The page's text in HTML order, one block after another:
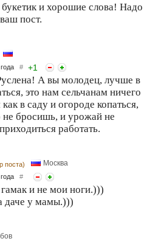
и хорошие слова! Надо
пост.
года # +1
А вы молодец, лучше в
это нам сельчанам ничего
как в саду и огороде копаться,
не бросишь, и урожай не
работать.
поста) Москва
года #
и не мои ноги.)))
даче у мамы.)))